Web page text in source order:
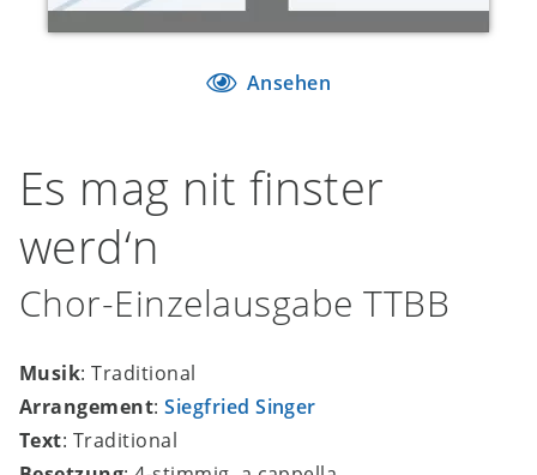
Ansehen
Es mag nit finster
werd‘n
Chor-Einzelausgabe TTBB
Musik: Traditional
Arrangement:Siegfried Singer
Text: Traditional